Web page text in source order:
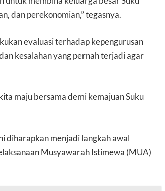
dan perekonomian,” tegasnya.
evaluasi terhadap kepengurusan
kesalahan yang pernah terjadi agar
maju bersama demi kemajuan Suku
diharapkan menjadi langkah awal
Musyawarah Istimewa (MUA)